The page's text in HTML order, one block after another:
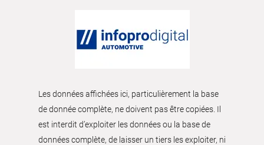
Les données affichées ici, particulièrement la base
de donnée complète, ne doivent pas être copiées. Il
est interdit d’exploiter les données ou la base de
données complète, de laisser un tiers les exploiter, ni